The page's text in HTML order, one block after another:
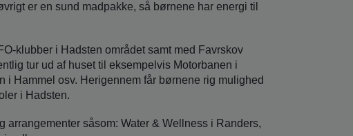
er en sund madpakke, så børnene har energi til
klubber i Hadsten området samt med Favrskov
tur ud af huset til eksempelvis Motorbanen i
Hammel osv. Herigennem får børnene rig mulighed
i Hadsten.
arrangementer såsom: Water & Wellness i Randers,